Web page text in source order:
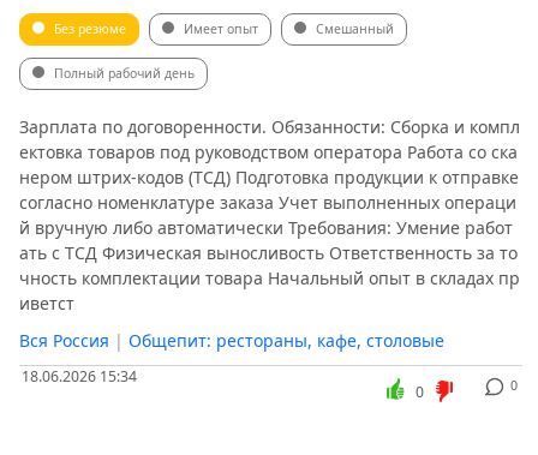
Без резюме Имеет опыт Смешанный
Полный рабочий день
Зарплата по договоренности. Обязанности: Сборка и компл
ектовка товаров под руководством оператора Работа со ска
нером штрих-кодов (ТСД) Подготовка продукции к отправке
согласно номенклатуре заказа Учет выполненных операци
й вручную либо автоматически Требования: Умение работ
ать с ТСД Физическая выносливость Ответственность за то
чность комплектации товара Начальный опыт в складах пр
иветст
Вся Россия | Общепит: рестораны, кафе, столовые
18.06.2026 15:34 0
0